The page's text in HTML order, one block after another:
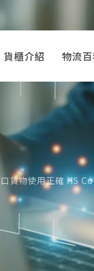
櫃介紹 物流
貨物使用正確 HS